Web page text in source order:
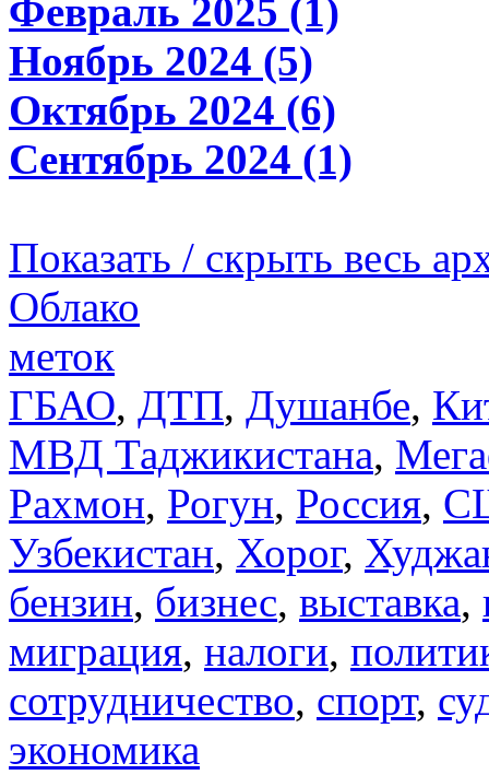
Февраль 2025 (1)
Ноябрь 2024 (5)
Октябрь 2024 (6)
Сентябрь 2024 (1)
Показать / скрыть весь
Облако
меток
ГБАО, ДТП, Душанбе,
МВД Таджикистана,
Рахмон, Рогун, Россия,
Узбекистан, Хорог,
бензин, бизнес, выставка,
миграция, налоги,
сотрудничество, спорт,
экономика